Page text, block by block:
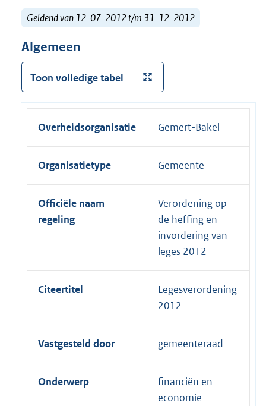
Geldend van 12-07-2012 t/m 31-12-2012
Algemeen
Toon volledige tabel
Overheidsorganisatie Gemert-Bakel
Organisatietype Gemeente
Officiële naam
regeling
Verordening op
de heffing en
invordering van
leges 2012
Citeertitel
Legesverordening
2012
Vastgesteld door gemeenteraad
Onderwerp
financiën en
economie